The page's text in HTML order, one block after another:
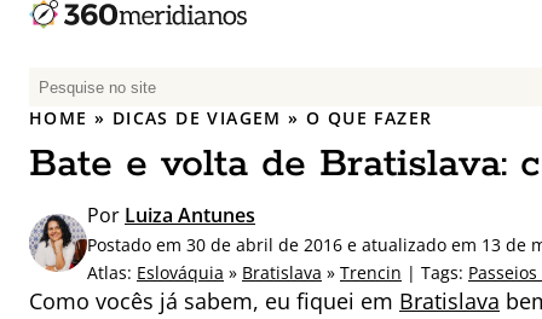
P
e
q
i
s
r
HOME » DICAS DE VIAGEM »O QUE FAZER
Bate e volta de Bratislava:
Por Luiza Antunes
Postado em 30 de abril de 2016 e atualizado em 13 de
Atlas: Eslováquia » Bratislava » Trencin | Tags:
Como vocês já sabem, eu fiquei em Bratislava